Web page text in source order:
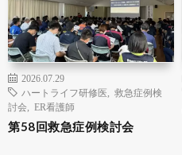
2026.07.29
ハートライフ研修医
救急症例検
討会
ER看護師
第58回救急症例検討会